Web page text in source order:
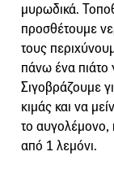
μυρωδικά.
προσθέτουμε
τους
πάνω ένα πιάτο
Σιγοβράζουμε
κιμάς και να
το αυγολέμονο,
από 1 λεμόνι.